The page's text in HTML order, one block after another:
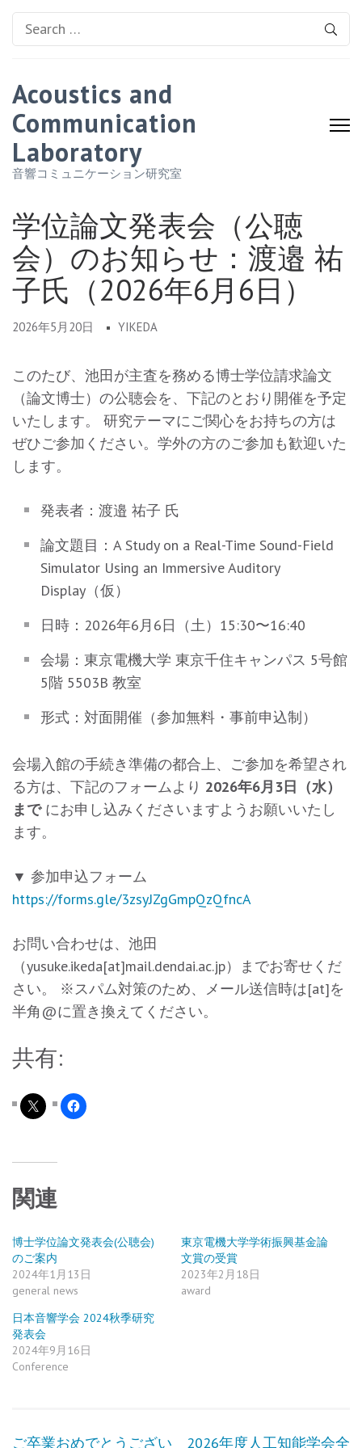
Search
for:
Acoustics and
Communication
Laboratory
音響コミュニケーション研究室
学位論文発表会（公聴
会）のお知らせ：渡邉 祐
子氏（2026年6月6日）
2026年5月20日 YIKEDA
このたび、池田が主査を務める博士学位請求論文
（論文博士）の公聴会を、下記のとおり開催を予定
いたします。 研究テーマにご関心をお持ちの方は
ぜひご参加ください。学外の方のご参加も歓迎いた
します。
発表者：渡邉 祐子 氏
論文題目：A Study on a Real-Time Sound-Field
Simulator Using an Immersive Auditory
Display（仮）
日時：2026年6月6日（土）15:30〜16:40
会場：東京電機大学 東京千住キャンパス 5号館
5階 5503B 教室
形式：対面開催（参加無料・事前申込制）
会場入館の手続き準備の都合上、ご参加を希望され
る方は、下記のフォームより 2026年6月3日（水）
までにお申し込みくださいますようお願いいたし
ます。
▼ 参加申込フォーム
https://forms.gle/3zsyJZgGmpQzQfncA
お問い合わせは、池田
（yusuke.ikeda[at]mail.dendai.ac.jp）までお寄せくだ
さい。 ※スパム対策のため、メール送信時は[at]を
半角@に置き換えてください。
共有:
関連
博士学位論文発表会(公聴会)
のご案内
2024年1月13日
general news
東京電機大学学術振興基金論
文賞の受賞
2023年2月18日
award
日本音響学会 2024秋季研究
発表会
2024年9月16日
Conference
投
ご卒業おめでとうござい 2026年度人工知能学会全